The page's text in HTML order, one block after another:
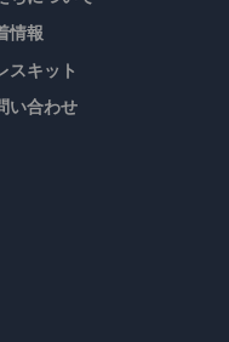
情報
スキット
い合わせ